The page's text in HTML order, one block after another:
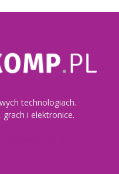
technologiach.
i elektronice.